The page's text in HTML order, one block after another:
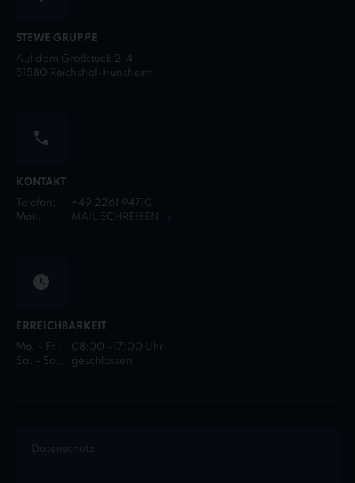
STEWE GRUPPE
Auf dem Großstück 2-4
51580 Reichshof-Hunsheim
KONTAKT
Telefon:
+49 2261 94710
Mail:
MAIL SCHREIBEN
ERREICHBARKEIT
Mo. - Fr.:
08:00 - 17:00 Uhr
Sa. - So.:
geschlossen
Datenschutz